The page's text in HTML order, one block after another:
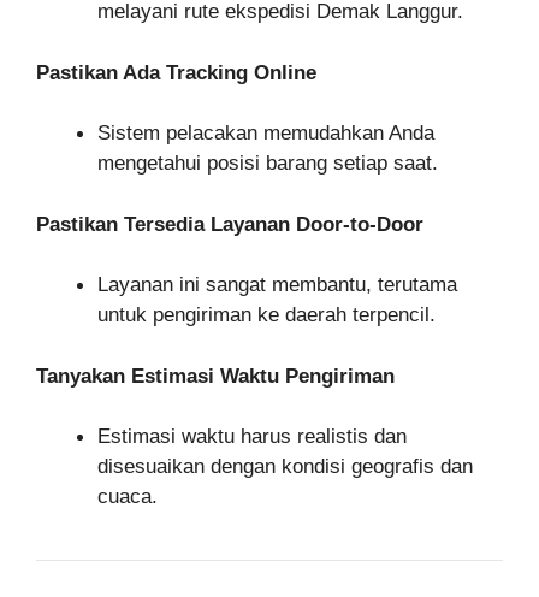
melayani rute ekspedisi Demak Langgur.
Pastikan Ada Tracking Online
Sistem pelacakan memudahkan Anda
mengetahui posisi barang setiap saat.
Pastikan Tersedia Layanan Door-to-Door
Layanan ini sangat membantu, terutama
untuk pengiriman ke daerah terpencil.
Tanyakan Estimasi Waktu Pengiriman
Estimasi waktu harus realistis dan
disesuaikan dengan kondisi geografis dan
cuaca.